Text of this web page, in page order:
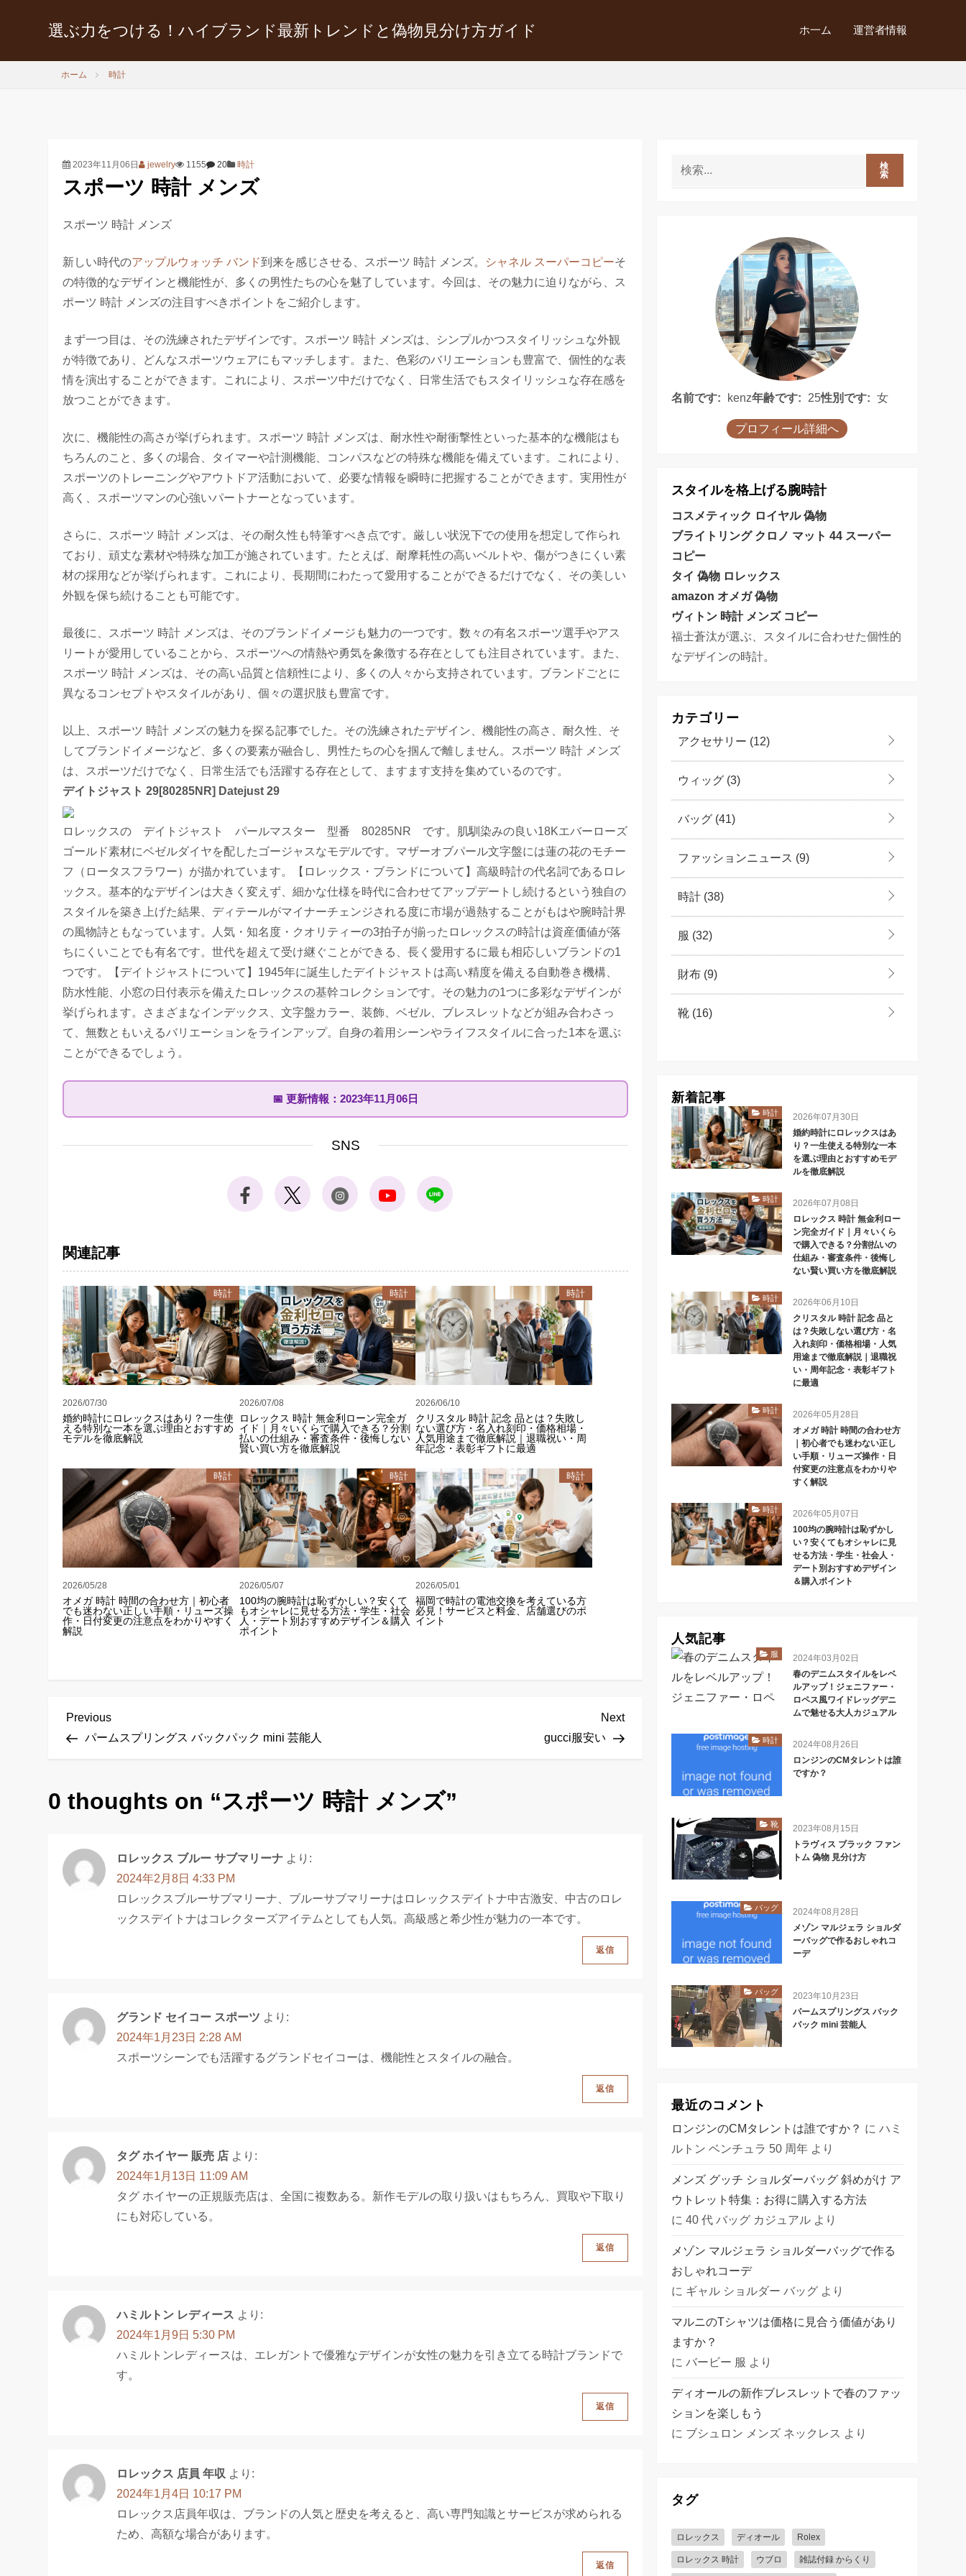
選ぶ力をつける！ハイブランド最新トレンドと偽物見分け方ガイド ホ一ム 運営者情報
ホーム 時計
2023年11月06日 jewelry 1155 20 時計
スポーツ 時計 メンズ
スポーツ 時計 メンズ
新しい時代のアップルウォッチ バンド到来を感じさせる、スポーツ 時計 メンズ。 シャネル スーパーコピーそ
の特徴的なデザインと機能性が、多くの男性たちの心を魅了しています。今回は、その魅力に迫りながら、ス
ポーツ 時計 メンズの注目すべきポイントをご紹介します。
まず一つ目は、その洗練されたデザインです。スポーツ 時計 メンズは、シンプルかつスタイリッシュな外観
が特徴であり、どんなスポーツウェアにもマッチします。また、色彩のバリエーションも豊富で、個性的な表
情を演出することができます。これにより、スポーツ中だけでなく、日常生活でもスタイリッシュな存在感を
放つことができます。
次に、機能性の高さが挙げられます。スポーツ 時計 メンズは、耐水性や耐衝撃性といった基本的な機能はも
ちろんのこと、多くの場合、タイマーや計測機能、コンパスなどの特殊な機能を備えています。これにより、
スポーツのトレーニングやアウトドア活動において、必要な情報を瞬時に把握することができます。実用性が
高く、スポーツマンの心強いパートナーとなっています。
さらに、スポーツ 時計 メンズは、その耐久性も特筆すべき点です。厳しい状況下での使用を想定して作られ
ており、頑丈な素材や特殊な加工が施されています。たとえば、耐摩耗性の高いベルトや、傷がつきにくい素
材の採用などが挙げられます。これにより、長期間にわたって愛用することができるだけでなく、その美しい
外観を保ち続けることも可能です。
最後に、スポーツ 時計 メンズは、そのブランドイメージも魅力の一つです。数々の有名スポーツ選手やアス
リートが愛用していることから、スポーツへの情熱や勇気を象徴する存在としても注目されています。また、
スポーツ 時計 メンズは、その高い品質と信頼性により、多くの人々から支持されています。ブランドごとに
異なるコンセプトやスタイルがあり、個々の選択肢も豊富です。
以上、スポーツ 時計 メンズの魅力を探る記事でした。その洗練されたデザイン、機能性の高さ、耐久性、そ
してブランドイメージなど、多くの要素が融合し、男性たちの心を掴んで離しません。スポーツ 時計 メンズ
は、スポーツだけでなく、日常生活でも活躍する存在として、ますます支持を集めているのです。
デイトジャスト 29[80285NR] Datejust 29
ロレックスの デイトジャスト パールマスター 型番 80285NR です。肌馴染みの良い18Kエバーローズ
ゴールド素材にベゼルダイヤを配したゴージャスなモデルです。マザーオブパール文字盤には蓮の花のモチー
フ（ロータスフラワー）が描かれています。【ロレックス・ブランドについて】高級時計の代名詞であるロレ
ックス。基本的なデザインは大きく変えず、細かな仕様を時代に合わせてアップデートし続けるという独自の
スタイルを築き上げた結果、ディテールがマイナーチェンジされる度に市場が過熱することがもはや腕時計界
の風物詩ともなっています。人気・知名度・クオリティーの3拍子が揃ったロレックスの時計は資産価値が落
ちにくいことでも有名です。世代を超えて受け継ぐことができる、長く愛用するに最も相応しいブランドの1
つです。【デイトジャストについて】1945年に誕生したデイトジャストは高い精度を備える自動巻き機構、
防水性能、小窓の日付表示を備えたロレックスの基幹コレクションです。その魅力の1つに多彩なデザインが
挙げられます。さまざまなインデックス、文字盤カラー、装飾、ベゼル、ブレスレットなどが組み合わさっ
て、無数ともいえるバリエーションをラインアップ。自身の着用シーンやライフスタイルに合った1本を選ぶ
ことができるでしょう。
📅更新情報：2023年11月06日
SNS
関連記事
時計
2026/07/30
婚約時計にロレックスはあり？一生使
える特別な一本を選ぶ理由とおすすめ
モデルを徹底解説
時計
2026/07/08
ロレックス 時計 無金利ローン完全ガ
イド｜月々いくらで購入できる？分割
払いの仕組み・審査条件・後悔しない
賢い買い方を徹底解説
時計
2026/06/10
クリスタル 時計 記念 品とは？失敗し
ない選び方・名入れ刻印・価格相場・
人気用途まで徹底解説｜退職祝い・周
年記念・表彰ギフトに最適
時計
2026/05/28
オメガ 時計 時間の合わせ方｜初心者
でも迷わない正しい手順・リューズ操
作・日付変更の注意点をわかりやすく
解説
時計
2026/05/07
100均の腕時計は恥ずかしい？安くて
もオシャレに見せる方法・学生・社会
人・デート別おすすめデザイン＆購入
ポイント
時計
2026/05/01
福岡で時計の電池交換を考えている方
必見！サービスと料金、店舗選びのポ
イント
投
稿
ゲ
ー
ョ
ン
Previous
Post
Previous
パームスプリングス バックパック mini 芸能人
Next
Post
Next
gucci服安い
0 thoughts on “スポーツ 時計 メンズ”
ロレックス ブルー サブマリーナ より:
2024年2月8日 4:33 PM
ロレックスブルーサブマリーナ、ブルーサブマリーナはロレックスデイトナ中古激安、中古のロレ
ックスデイトナはコレクターズアイテムとしても人気。高級感と希少性が魅力の一本です。
返信
グランド セイコー スポーツ より:
2024年1月23日 2:28 AM
スポーツシーンでも活躍するグランドセイコーは、機能性とスタイルの融合。
返信
タグ ホイヤー 販売 店 より:
2024年1月13日 11:09 AM
タグ ホイヤーの正規販売店は、全国に複数ある。新作モデルの取り扱いはもちろん、買取や下取り
にも対応している。
返信
ハミルトン レディース より:
2024年1月9日 5:30 PM
ハミルトンレディースは、エレガントで優雅なデザインが女性の魅力を引き立てる時計ブランドで
す。
返信
ロレックス 店員 年収 より:
2024年1月4日 10:17 PM
ロレックス店員年収は、ブランドの人気と歴史を考えると、高い専門知識とサービスが求められる
ため、高額な場合があります。
返信
検
索
名前です: kenz年齢です: 25性別です: 女
プロフィール詳細へ
スタイルを格上げる腕時計
コスメティック ロイヤル 偽物
ブライトリング クロノ マット 44 スーパー
コピー
タイ 偽物 ロレックス
amazon オメガ 偽物
ヴィトン 時計 メンズ コピー
福士蒼汰が選ぶ、スタイルに合わせた個性的
なデザインの時計。
カテゴリー
アクセサリー (12)
ウィッグ (3)
バッグ (41)
ファッションニュース (9)
時計 (38)
服 (32)
財布 (9)
靴 (16)
新着記事
時計
2026年07月30日
婚約時計にロレックスはあ
り？一生使える特別な一本
を選ぶ理由とおすすめモデ
ルを徹底解説
時計
2026年07月08日
ロレックス 時計 無金利ロー
ン完全ガイド｜月々いくら
で購入できる？分割払いの
仕組み・審査条件・後悔し
ない賢い買い方を徹底解説
時計
2026年06月10日
クリスタル 時計 記念 品と
は？失敗しない選び方・名
入れ刻印・価格相場・人気
用途まで徹底解説｜退職祝
い・周年記念・表彰ギフト
に最適
時計
2026年05月28日
オメガ 時計 時間の合わせ方
｜初心者でも迷わない正し
い手順・リューズ操作・日
付変更の注意点をわかりや
すく解説
時計
2026年05月07日
100均の腕時計は恥ずかし
い？安くてもオシャレに見
せる方法・学生・社会人・
デート別おすすめデザイン
＆購入ポイント
人気記事
服
2024年03月02日
春のデニムスタイルをレベ
ルアップ！ジェニファー・
ロペス風ワイドレッグデニ
ムで魅せる大人カジュアル
時計
2024年08月26日
ロンジンのCMタレントは誰
ですか？
靴
2023年08月15日
トラヴィス ブラック ファン
トム 偽物 見分け方
バッグ
2024年08月28日
メゾン マルジェラ ショルダ
ーバッグで作るおしゃれコ
ーデ
バッグ
2023年10月23日
パームスプリングス バック
パック mini 芸能人
最近のコメント
ロンジンのCMタレントは誰ですか？ に ハミ
ルトン ベンチュラ 50 周年より
メンズ グッチ ショルダーバッグ 斜めがけ ア
ウトレット特集：お得に購入する方法
に 40 代 バッグ カジュアルより
メゾン マルジェラ ショルダーバッグで作る
おしゃれコーデ
に ギャル ショルダー バッグより
マルニのTシャツは価格に見合う価値があり
ますか？
に バービー 服 より
ディオールの新作ブレスレットで春のファッ
ションを楽しもう
に ブシュロン メンズ ネックレス より
タグ
ロレックス ディオール Rolex
ロレックス 時計 ウブロ 雑誌付録 からくり